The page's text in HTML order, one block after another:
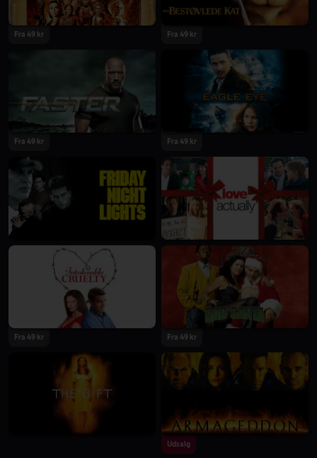
Fra 49 kr Fra 49 kr
Fra 49 kr Fra 49 kr
Fra 49 kr Fra 49 kr
Udsalg